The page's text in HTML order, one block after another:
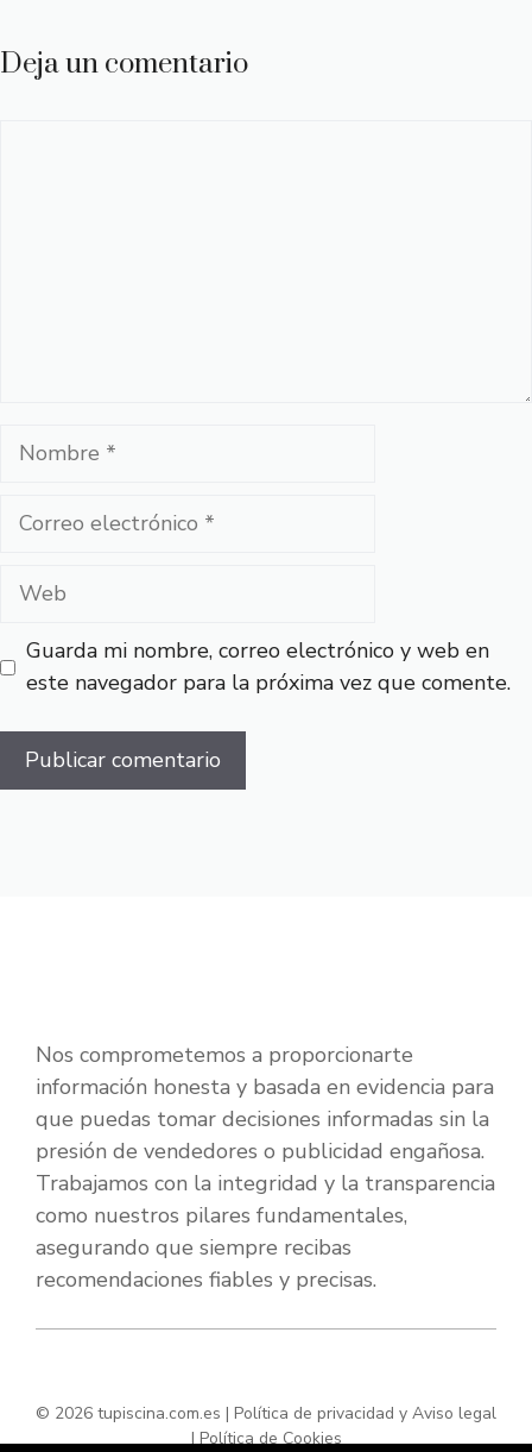
Deja un comentario
Nombre
Correo
Web
Guarda mi nombre, correo electrónico y web en
este navegador para la próxima vez que comente.
Nos comprometemos a proporcionarte
información honesta y basada en evidencia para
que puedas tomar decisiones informadas sin la
presión de vendedores o publicidad engañosa.
Trabajamos con la integridad y la transparencia
como nuestros pilares fundamentales,
asegurando que siempre recibas
recomendaciones fiables y precisas.
© 2026 tupiscina.com.es | Política de privacidad y Aviso legal
|Política de Cookies